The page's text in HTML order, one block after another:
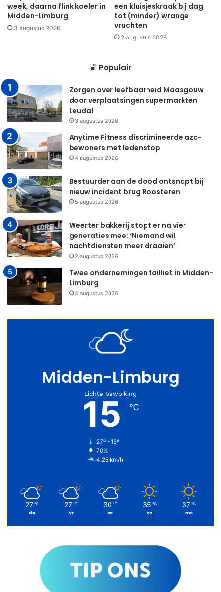
week, daarna flink koeler in
Midden-Limburg
3 augustus 2026
een kluisjeskraak bij dag
tot (minder) wrange
vruchten
2 augustus 2026
Populair
Zorgen over leefbaarheid Maasgouw
door verplaatsingen supermarkten
Leudal
3 augustus 2026
Anytime Fitness discrimineerde azc-
bewoners met ledenstop
4 augustus 2026
Bestuurder aan de dood ontsnapt bij
nieuw incident brug Roosteren
5 augustus 2026
Weerter bakkerij stopt er na vier
generaties mee: ‘Niemand wil
nachtdiensten meer draaien’
2 augustus 2026
Twee ondernemingen failliet in Midden-
Limburg
4 augustus 2026
Midden-Limburg
Lichte bewolking
15 ℃
27º - 15º
70%
4.28 km/h
27 ℃
do
27 ℃
vr
30 ℃
za
35 ℃
zo
37 ℃
ma